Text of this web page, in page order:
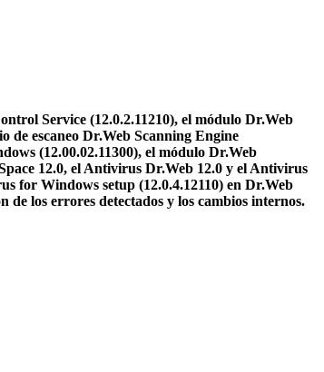
Service (12.0.2.11210), el módulo Dr.Web
de escaneo Dr.Web Scanning Engine
(12.00.02.11300), el módulo Dr.Web
12.0, el Antivirus Dr.Web 12.0 y el Antivirus
for Windows setup (12.0.4.12110) en Dr.Web
de los errores detectados y los cambios internos.